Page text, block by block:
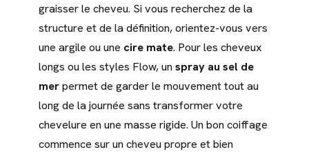
graisser le cheveu. Si vous recherchez de la
structure et de la définition, orientez-vous vers
une argile ou une cire mate. Pour les cheveux
longs ou les styles Flow, un spray au sel de
merpermet de garder le mouvement tout au
long de la journée sans transformer votre
chevelure en une masse rigide. Un bon coiffage
commence sur un cheveu propre et bien